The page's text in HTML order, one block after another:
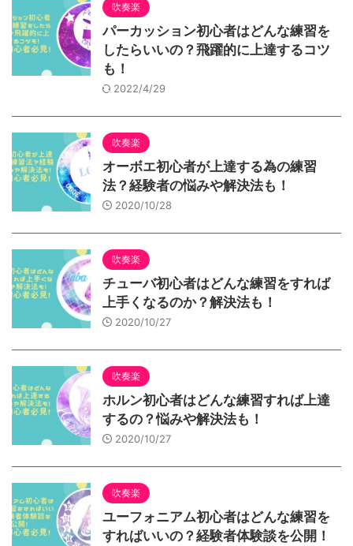
吹奏楽
パーカッション初心者はどんな練習を
したらいいの？飛躍的に上達するコツ
も！
2022/4/29
吹奏楽
オーボエ初心者が上達する為の練習
法？経験者の悩みや解決法も！
2020/10/28
吹奏楽
チューバ初心者はどんな練習をすれば
上手くなるのか？解決法も！
2020/10/27
吹奏楽
ホルン初心者はどんな練習すれば上達
するの？悩みや解決法も！
2020/10/27
吹奏楽
ユーフォニアム初心者はどんな練習を
すればいいの？経験者体験談を公開！